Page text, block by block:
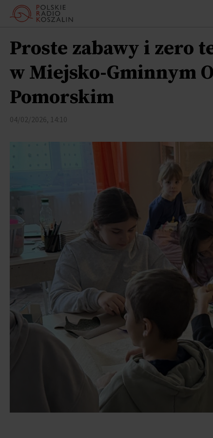
Proste zabawy i zero
w Miejsko-Gminnym
Pomorskim
04/02/2026, 14:10